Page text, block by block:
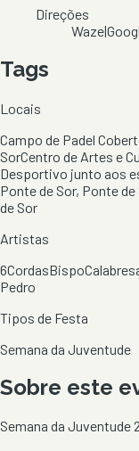
Direções
Waze|
Tags
Locais
Campo de Padel
SorCentro de Artes e
Desportivo junto aos
Ponte de Sor, Ponte de
de Sor
Artistas
6CordasBispo
Pedro
Tipos de Festa
Semana da Juventude
Sobre este
Semana da Juventude